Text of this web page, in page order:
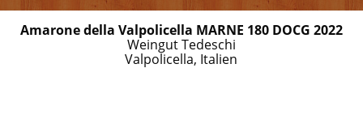
Amarone della Valpolicella MARNE 180 DOCG 2022
Weingut Tedeschi
Valpolicella, Italien